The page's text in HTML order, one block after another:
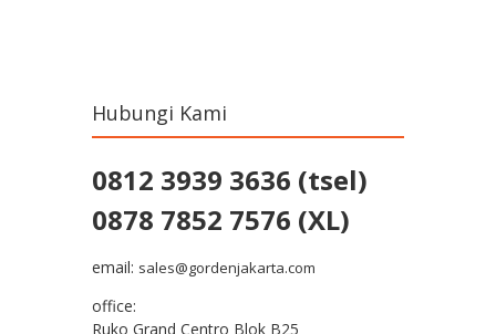
Hubungi Kami
0812 3939 3636 (tsel)
0878 7852 7576 (XL)
email: sales@gordenjakarta.com
office:
Ruko Grand Centro Blok B25